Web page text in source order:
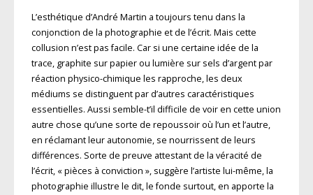
L’esthétique d’André Martin a toujours tenu dans la
conjonction de la photographie et de l’écrit. Mais cette
collusion n’est pas facile. Car si une certaine idée de la
trace, graphite sur papier ou lumière sur sels d’argent par
réaction physico-chimique les rapproche, les deux
médiums se distinguent par d’autres caractéristiques
essentielles. Aussi semble-t’il difficile de voir en cette union
autre chose qu’une sorte de repoussoir où l’un et l’autre,
en réclamant leur autonomie, se nourrissent de leurs
différences. Sorte de preuve attestant de la véracité de
l’écrit, « pièces à conviction », suggère l’artiste lui-même, la
photographie illustre le dit, le fonde surtout, en apporte la